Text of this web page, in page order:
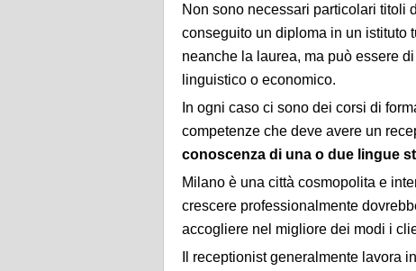
Non sono necessari particolari titoli
conseguito un diploma in un istituto
neanche la laurea, ma può essere
linguistico o economico.
In ogni caso ci sono dei corsi di
competenze che deve avere un
conoscenza di una o due lingue
Milano è una città cosmopolita e
crescere professionalmente
accogliere nel migliore dei modi i
Il receptionist generalmente lavora